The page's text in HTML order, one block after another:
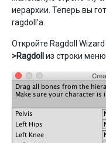
иерархии. Теперь вы
ragdoll’а.
Откройте Ragdoll
>Ragdoll из строки